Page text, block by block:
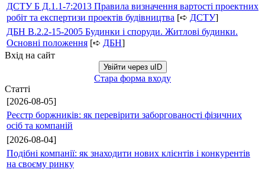
ДСТУ Б Д.1.1-7:2013 Правила визначення вартості проектних
робіт та експертизи проектів будівництва [➪ ДСТУ]
ДБН В.2.2-15-2005 Будинки і споруди. Житлові будинки.
Основні положення [➪ ДБН]
Вхід на сайт
Увійти через uID
Стара форма входу
Статті
[2026-08-05]
Реєстр боржників: як перевірити заборгованості фізичних
осіб та компаній
[2026-08-04]
Подібні компанії: як знаходити нових клієнтів і конкурентів
на своєму ринку